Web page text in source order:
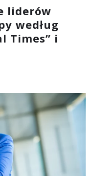
liderów
według
Times” i